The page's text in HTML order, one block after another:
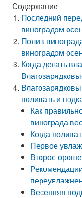
Содержание
Последний
виноградом
Полив
виноградом
Когда делать
поливать и
Как
винограда
Когда
Первое
Второе
Весенняя